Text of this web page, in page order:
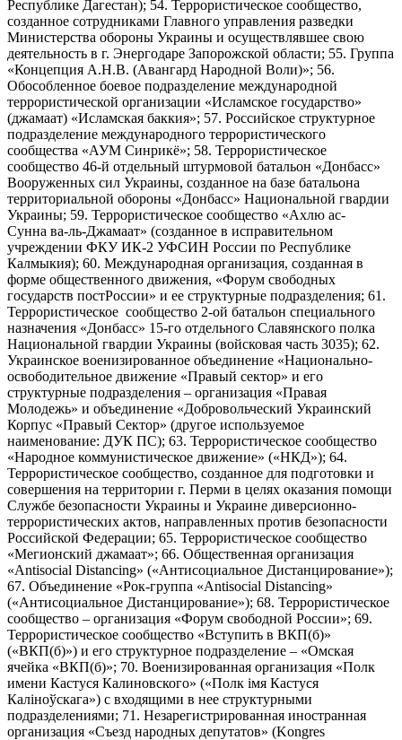
Республике Дагестан); 54. Террористическое сообщество,
созданное сотрудниками Главного управления разведки
Министерства обороны Украины и осуществлявшее свою
деятельность в г. Энергодаре Запорожской области; 55. Группа
«Концепция А.Н.В. (Авангард Народной Воли)»; 56.
Обособленное боевое подразделение международной
террористической организации «Исламское государство»
(джамаат) «Исламская баккия»; 57. Российское структурное
подразделение международного террористического
сообщества «АУМ Синрикё»; 58. Террористическое
сообщество 46-й отдельный штурмовой батальон «Донбасс»
Вооруженных сил Украины, созданное на базе батальона
территориальной обороны «Донбасс» Национальной гвардии
Украины; 59. Террористическое сообщество «Ахлю ас-
Сунна ва-ль-Джамаат» (созданное в исправительном
учреждении ФКУ ИК-2 УФСИН России по Республике
Калмыкия); 60. Международная организация, созданная в
форме общественного движения, «Форум свободных
государств постРоссии» и ее структурные подразделения; 61.
Террористическое сообщество 2-ой батальон специального
назначения «Донбасс» 15-го отдельного Славянского полка
Национальной гвардии Украины (войсковая часть 3035); 62.
Украинское военизированное объединение «Национально-
освободительное движение «Правый сектор» и его
структурные подразделения – организация «Правая
Молодежь» и объединение «Добровольческий Украинский
Корпус «Правый Сектор» (другое используемое
наименование: ДУК ПС); 63. Террористическое сообщество
«Народное коммунистическое движение» («НКД»); 64.
Террористическое сообщество, созданное для подготовки и
совершения на территории г. Перми в целях оказания помощи
Службе безопасности Украины и Украине диверсионно-
террористических актов, направленных против безопасности
Российской Федерации; 65. Террористическое сообщество
«Мегионский джамаат»; 66. Общественная организация
«Antisocial Distancing» («Антисоциальное Дистанцирование»);
67. Объединение «Рок-группа «Antisocial Distancing»
(«Антисоциальное Дистанцирование»); 68. Террористическое
сообщество – организация «Форум свободной России»; 69.
Террористическое сообщество «Вступить в ВКП(б)»
(«ВКП(б)») и его структурное подразделение – «Омская
ячейка «ВКП(б)»; 70. Военизированная организация «Полк
имени Кастуся Калиновского» («Полк iмя Кастуся
Калiноўскага») с входящими в нее структурными
подразделениями; 71. Незарегистрированная иностранная
организация «Съезд народных депутатов» (Kongres